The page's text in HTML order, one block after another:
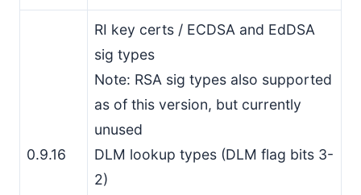
0.9.16
RI key certs / ECDSA and EdDSA
sig types
Note: RSA sig types also supported
as of this version, but currently
unused
DLM lookup types (DLM flag bits 3-
2)